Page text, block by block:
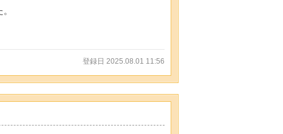
登録日 2025.08.01 11:56